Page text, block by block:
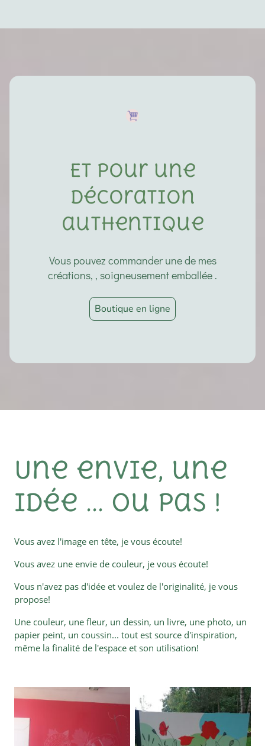
Et pour une
décoration
authentique
Vous pouvez commander une de mes
créations, , soigneusement emballée .
Boutique en ligne
Une envie, une
idée ... ou pas !
Vous avez l'image en tête, je vous écoute!
Vous avez une envie de couleur, je vous écoute!
Vous n'avez pas d'idée et voulez de l'originalité, je vous
propose!
Une couleur, une fleur, un dessin, un livre, une photo, un
papier peint, un coussin... tout est source d'inspiration,
même la finalité de l'espace et son utilisation!